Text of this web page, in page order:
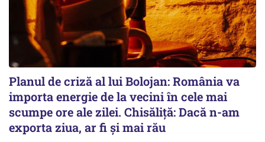
Planul de criză al lui Bolojan: România va
importa energie de la vecini în cele mai
scumpe ore ale zilei. Chisăliță: Dacă n-am
exporta ziua, ar fi și mai rău